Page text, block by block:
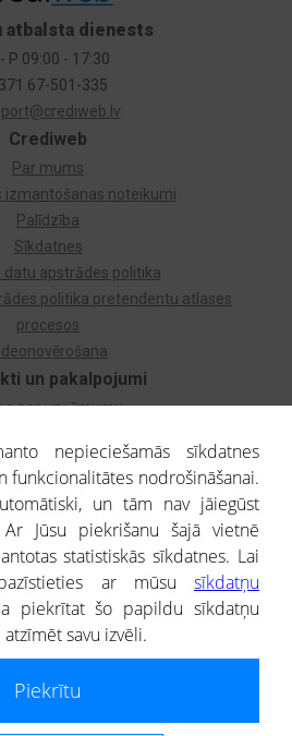
un pakalpojumi
par uzņēmumu
Dzimtas koks
atlase
Monitorings
ārvalstu uzņēmumiem
Crediweb
Par mums
izmantošanas noteikumi
Palīdzība
Sīkdatnes
datu apstrādes politika
politika pretendentu atlases
procesos
atbalsta dienests
P 09:00 - 17:30
67-501-335
ir uzziņas raksturs, un tai nav
nepieciešamās sīkdatnes
funkcionalitātes nodrošināšanai.
un tām nav jāiegūst
Jūsu piekrišanu šajā vietnē
statistiskās sīkdatnes. Lai
ar mūsu sīkdatņu
piekrītat šo papildu sīkdatņu
savu izvēli.
Piekrītu